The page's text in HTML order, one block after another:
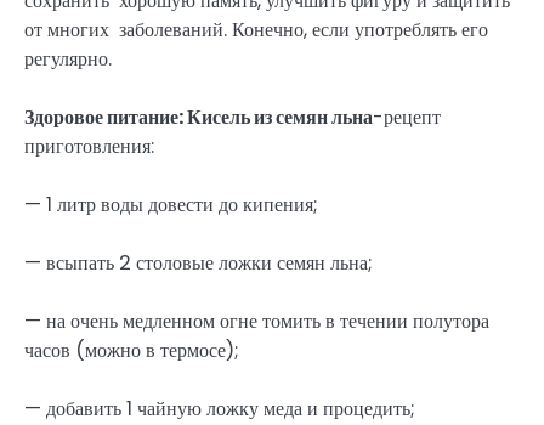
от многих заболеваний. Конечно, если употреблять его
регулярно.
Здоровое питание: Кисель из семян льна-рецепт
приготовления:
— 1 литр воды довести до кипения;
— всыпать 2 столовые ложки семян льна;
— на очень медленном огне томить в течении полутора
часов (можно в термосе);
— добавить 1 чайную ложку меда и процедить;